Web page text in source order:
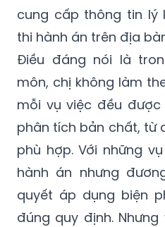
cung cấp thông tin lý
thi hành án trên địa
Điều đáng nói là
môn, chị không làm
mỗi vụ việc đều được
phân tích bản chất, từ
phù hợp. Với những
hành án nhưng
quyết áp dụng biện
đúng quy định.